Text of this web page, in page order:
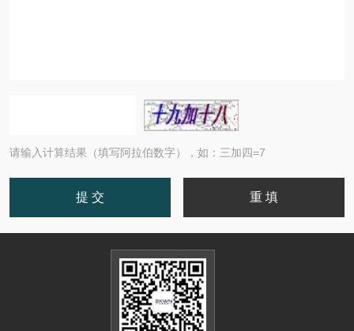
请输入计算结果（填写阿拉伯数字），如：三加四=7